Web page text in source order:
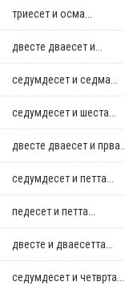
триесет и осма...
двестe дваесет и...
седумдесет и седма...
седумдесет и шеста...
двестe дваесет и прва...
седумдесет и петта...
педесет и петта...
двестe и дваесетта...
седумдесет и четврта...